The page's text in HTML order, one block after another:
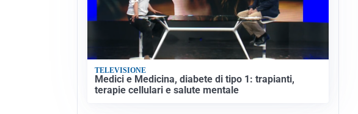
TELEVISIONE
Medici e Medicina, diabete di tipo 1: trapianti,
terapie cellulari e salute mentale